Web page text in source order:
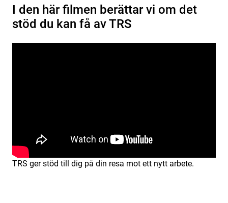
I den här filmen berättar vi om det
stöd du kan få av TRS
TRS ger stöd till dig på din resa mot ett nytt arbete.